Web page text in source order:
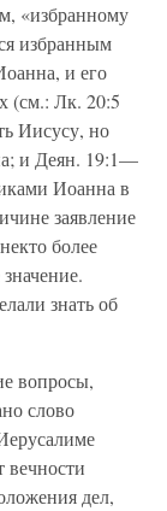
«избранному
избранным
и его
(см.: Лк. 20:5
Иисусу, но
и Деян. 19:1—
Иоанна в
заявление
более
знать об
вопросы,
слово
вечности
дел,